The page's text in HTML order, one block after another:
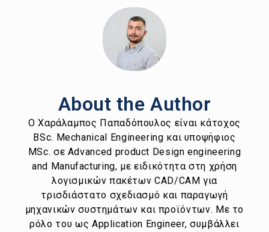
About the Author
Ο Χαράλαμπος Παπαδόπουλος είναι κάτοχος
BSc. Mechanical Engineering και υποψήφιος
MSc. σε Advanced product Design engineering
and Manufacturing, με ειδικότητα στη χρήση
λογισμικών πακέτων CAD/CAM για
τρισδιάστατο σχεδιασμό και παραγωγή
μηχανικών συστημάτων και προϊόντων. Με το
ρόλο του ως Application Engineer, συμβάλλει